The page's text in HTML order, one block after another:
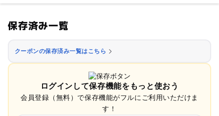
保存済み一覧
クーポンの保存済み一覧はこちら
ログインして保存機能をもっと使おう
会員登録（無料）で保存機能がフルにご利用いただけま
す！